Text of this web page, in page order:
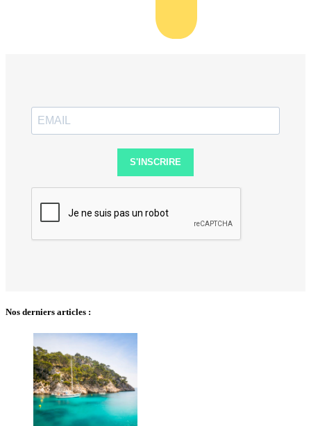
S'INSCRIRE
Nos derniers articles :